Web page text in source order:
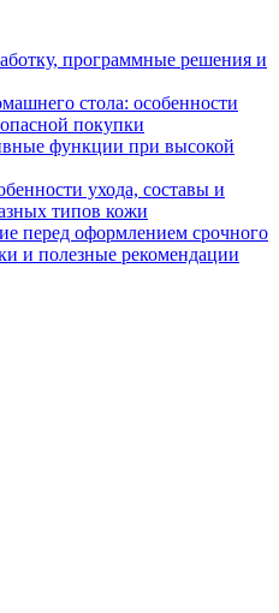
программные решения и
стола: особенности
покупки
функции при высокой
ухода, составы и
типов кожи
перед оформлением срочного
и полезные рекомендации